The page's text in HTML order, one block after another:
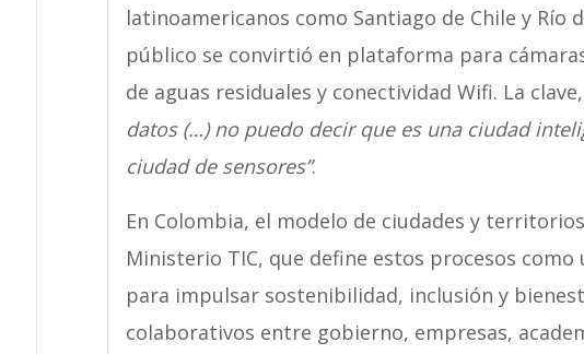
latinoamericanos como Santiago de Chile y Río
público se convirtió en plataforma para
de aguas residuales y conectividad Wifi. La
datos (…) no puedo decir que es una ciudad
ciudad de sensores”.
En Colombia, el modelo de ciudades y
Ministerio TIC, que define estos procesos
para impulsar sostenibilidad, inclusión y
colaborativos entre gobierno, empresas,